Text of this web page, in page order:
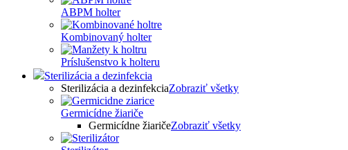
ABPM holter
Kombinovaný holter
Príslušenstvo k holteru
Sterilizácia a dezinfekcia
Sterilizácia a dezinfekciaZobraziť všetky
Germicídne žiariče
Germicídne žiaričeZobraziť všetky